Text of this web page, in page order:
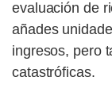
evaluación de
añades
ingresos, pero
catastróficas.